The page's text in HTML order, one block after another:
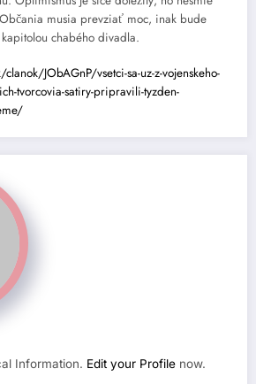
musia prevziať moc, inak bude
chabého divadla.
clanok/JObAGnP/vsetci-sa-uz-z-vojenskeho-
tvorcovia-satiry-pripravili-tyzden-
Information. Edit your Profile now.